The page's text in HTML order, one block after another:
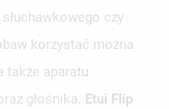
czy
korzystać można
także aparatu
głośnika. Etui Flip